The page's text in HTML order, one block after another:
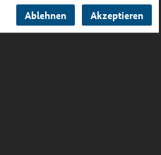
Ablehnen Akzeptieren